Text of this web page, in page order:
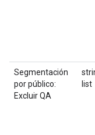
Segmentación
por público:
Excluir QA
list